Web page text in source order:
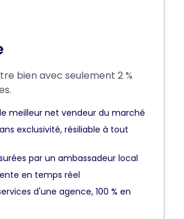
bien avec seulement 2 %
meilleur net vendeur du marché
exclusivité, résiliable à tout
par un ambassadeur local
en temps réel
d'une agence, 100 % en